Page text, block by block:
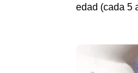
edad (cada 5